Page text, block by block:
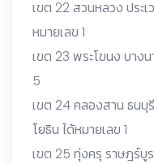
เขต 22 สวนหลวง ประ
หมายเลข 1
เขต 23 พระโขนง บาง
5
เขต 24 คลองสาน ธนบุ
โยธิน ได้หมายเลข 1
เขต 25 ทุ่งครุ ราษฎร์